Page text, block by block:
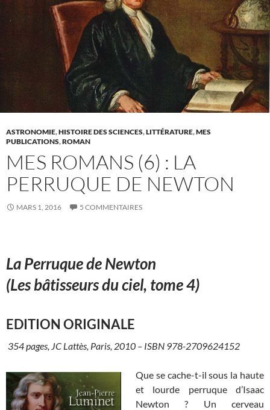
ASTRONOMIE,HISTOIRE DES SCIENCES,LITTÉRATURE,MES
PUBLICATIONS,ROMAN
MES ROMANS (6) : LA
PERRUQUE DE NEWTON
MARS 1, 2016 5 COMMENTAIRES
La Perruque de Newton
(Les bâtisseurs du ciel, tome 4)
EDITION ORIGINALE
354 pages, JC Lattès, Paris, 2010 – ISBN 978-2709624152
Que se cache-t-il sous la haute
et lourde perruque d’Isaac
Newton ? Un cerveau